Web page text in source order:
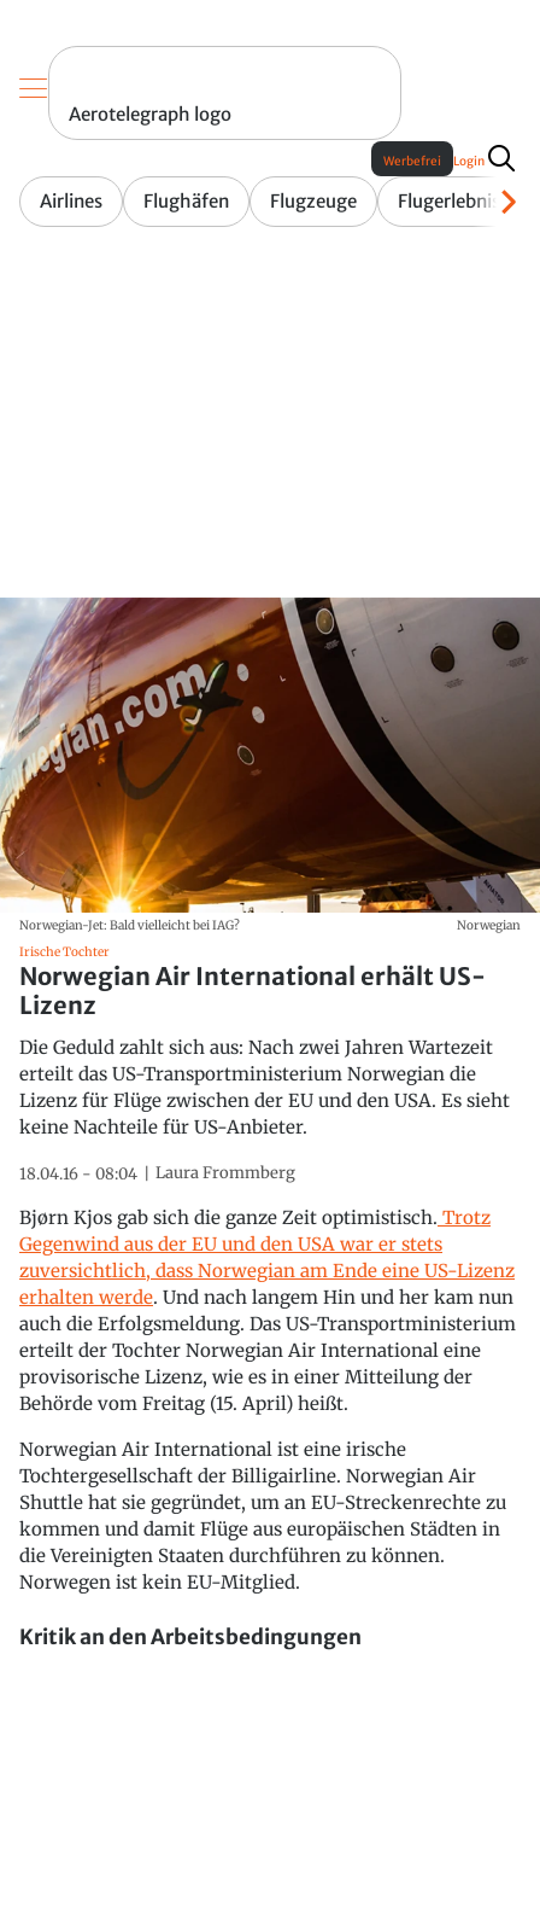
Aerotelegraph logo
Airlines Flughäfen Flugzeuge Flugerlebnis
Werbefrei Login
Norwegian-Jet: Bald vielleicht bei IAG?
Norwegian
Irische Tochter
Norwegian Air International erhält US-
Lizenz
Die Geduld zahlt sich aus: Nach zwei Jahren Wartezeit
erteilt das US-Transportministerium Norwegian die
Lizenz für Flüge zwischen der EU und den USA. Es sieht
keine Nachteile für US-Anbieter.
18.04.16 - 08:04 Laura Frommberg
Bjørn Kjos gab sich die ganze Zeit optimistisch. Trotz
Gegenwind aus der EU und den USA war er stets
zuversichtlich, dass Norwegian am Ende eine US-Lizenz
erhalten werde. Und nach langem Hin und her kam nun
auch die Erfolgsmeldung. Das US-Transportministerium
erteilt der Tochter Norwegian Air International eine
provisorische Lizenz, wie es in einer Mitteilung der
Behörde vom Freitag (15. April) heißt.
Norwegian Air International ist eine irische
Tochtergesellschaft der Billigairline. Norwegian Air
Shuttle hat sie gegründet, um an EU-Streckenrechte zu
kommen und damit Flüge aus europäischen Städten in
die Vereinigten Staaten durchführen zu können.
Norwegen ist kein EU-Mitglied.
Kritik an den Arbeitsbedingungen